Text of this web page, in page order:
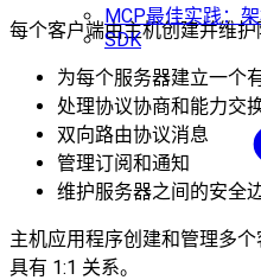
MCP最佳实践：
SDK
每个客户端由主机创建并维护
为每个服务器建立一个
处理协议协商和能力交
双向路由协议消息
管理订阅和通知
维护服务器之间的安全
主机应用程序创建和管理多
具有 1:1 关系。